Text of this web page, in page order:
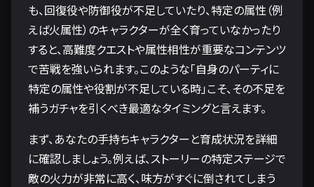
も、回復役や防御役が不足していたり、特定の属性（例
えば火属性）のキャラクターが全く育っていなかったり
すると、高難度クエストや属性相性が重要なコンテンツ
で苦戦を強いられます。このような「自身のパーティに
特定の属性や役割が不足している時」こそ、その不足を
補うガチャを引くべき最適なタイミングと言えます。
まず、あなたの手持ちキャラクターと育成状況を詳細
に確認しましょう。例えば、ストーリーの特定ステージで
敵の火力が非常に高く、味方がすぐに倒されてしまう